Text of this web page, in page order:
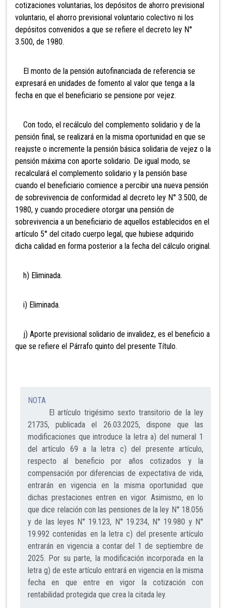
cotizaciones voluntarias, los depósitos de ahorro previsional
voluntario, el ahorro previsional voluntario colectivo ni los
depósitos convenidos a que se refiere el decreto ley N°
3.500, de 1980.
El monto de la pensión autofinanciada de referencia se
expresará en unidades de fomento al valor que tenga a la
fecha en que el beneficiario se pensione por vejez.
Con todo, el recálculo del complemento solidario y de la
pensión final, se realizará en la misma oportunidad en que se
reajuste o incremente la pensión básica solidaria de vejez o la
pensión máxima con aporte solidario. De igual modo, se
recalculará el complemento solidario y la pensión base
cuando el beneficiario comience a percibir una nueva pensión
de sobrevivencia de conformidad al decreto ley N° 3.500, de
1980, y cuando procediere otorgar una pensión de
sobrevivencia a un beneficiario de aquellos establecidos en el
artículo 5° del citado cuerpo legal, que hubiese adquirido
dicha calidad en forma posterior a la fecha del cálculo original.
h) Eliminada.
i) Eliminada.
j) Aporte previsional solidario de invalidez, es el beneficio a
que se refiere el Párrafo quinto del presente Título.
NOTA
El artículo trigésimo sexto transitorio de la ley
21735, publicada el 26.03.2025, dispone que las
modificaciones que introduce la letra a) del numeral 1
del artículo 69 a la letra c) del presente artículo,
respecto al beneficio por años cotizados y la
compensación por diferencias de expectativa de vida,
entrarán en vigencia en la misma oportunidad que
dichas prestaciones entren en vigor. Asimismo, en lo
que dice relación con las pensiones de la ley N° 18.056
y de las leyes N° 19.123, N° 19.234, N° 19.980 y N°
19.992 contenidas en la letra c) del presente artículo
entrarán en vigencia a contar del 1 de septiembre de
2025. Por su parte, la modificación incorporada en la
letra g) de este artículo entrará en vigencia en la misma
fecha en que entre en vigor la cotización con
rentabilidad protegida que crea la citada ley.